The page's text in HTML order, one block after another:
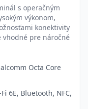
s operačným
výkonom,
konektivity
vhodné pre náročné
Octa Core
6E, Bluetooth, NFC,